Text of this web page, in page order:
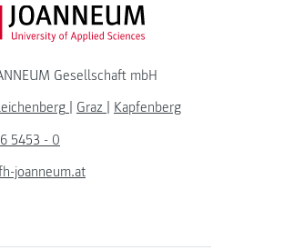
FH JOANNEUM Logo
Gesellschaft mbH
Graz
Kapfenberg
5453 - 0
joanneum.at